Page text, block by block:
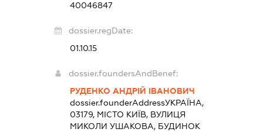
40046847
dossier.regDate:
01.10.15
dossier.foundersAndBenef:
РУДЕНКО АНДРІЙ ІВАНОВИЧ
dossier.founderAddressУКРАЇНА,
03179, МІСТО КИЇВ, ВУЛИЦЯ
МИКОЛИ УШАКОВА, БУДИНОК